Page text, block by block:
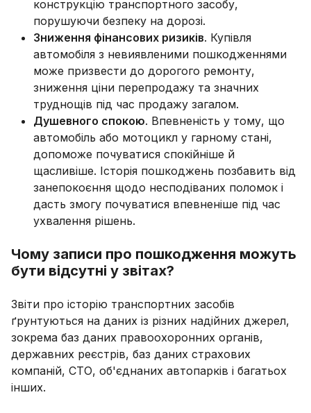
конструкцію транспортного засобу,
порушуючи безпеку на дорозі.
Зниження фінансових ризиків. Купівля
автомобіля з невиявленими пошкодженнями
може призвести до дорогого ремонту,
зниження ціни перепродажу та значних
труднощів під час продажу загалом.
Душевного спокою. Впевненість у тому, що
автомобіль або мотоцикл у гарному стані,
допоможе почуватися спокійніше й
щасливіше. Історія пошкоджень позбавить від
занепокоєння щодо несподіваних поломок і
дасть змогу почуватися впевненіше під час
ухвалення рішень.
Чому записи про пошкодження можуть
бути відсутні у звітах?
Звіти про історію транспортних засобів
ґрунтуються на даних із різних надійних джерел,
зокрема баз даних правоохоронних органів,
державних реєстрів, баз даних страхових
компаній, СТО, об'єднаних автопарків і багатьох
інших.